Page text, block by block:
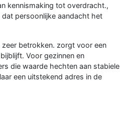
kennismaking tot overdracht.,
persoonlijke aandacht het
zeer betrokken. zorgt voor een
Voor gezinnen en
die waarde hechten aan stabiele
een uitstekend adres in de